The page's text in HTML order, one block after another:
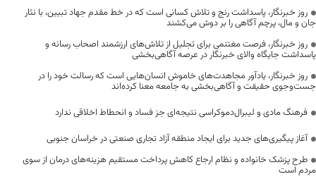
روز خبرنگار، پاسداشت رنج و تلاش کسانی است که در خط مقدم جهاد تبیین، با نثار
جان و مال، پرچم آگاهی را بر دوش می‌کشند
روز خبرنگار، فرصت مغتنمی برای تجلیل از تلاش‌های ارزشمند اصحاب رسانه و
پاسداشت جایگاه والای خبرنگار در عرصه آگاهی‌بخشی
روز خبرنگار، یادآور مجاهدت‌های خاموش انسان‌هایی است که رسالت خود را در
جست‌وجوی حقیقت و آگاهی‌بخشی به جامعه معنا کرده‌اند
فرهنگ مادی و لیبرال‌دموکراسی نتیجه‌ای جز فساد و انحطاط اخلاقی ندارد
آغاز پیگیری‌های جدید برای ایجاد منطقه آزاد تجاری صنعتی در خراسان جنوبی
طرح پزشک خانواده و نظام ارجاع کاهش پرداخت مستقیم هزینه‌های درمان از سوی
مردم است